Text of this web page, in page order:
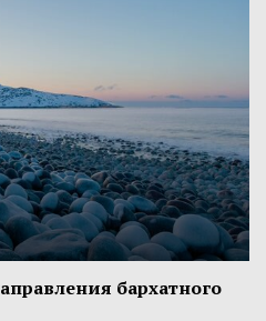
бархатного